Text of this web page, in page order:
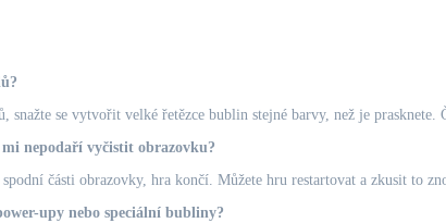
snažte se vytvořit velké řetězce bublin stejné barvy, než je prasknete.
mi nepodaří vyčistit obrazovku?
části obrazovky, hra končí. Můžete hru restartovat a zkusit to
upy nebo speciální bubliny?